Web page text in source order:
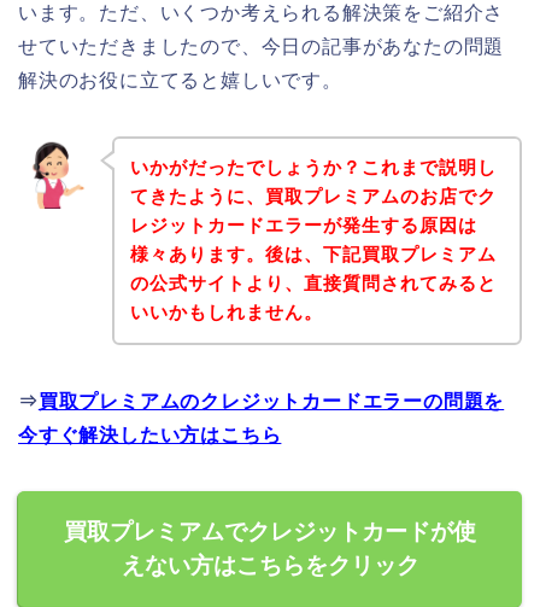
います。ただ、いくつか考えられる解決策をご紹介さ
せていただきましたので、今日の記事があなたの問題
解決のお役に立てると嬉しいです。
いかがだったでしょうか？これまで説明し
てきたように、買取プレミアムのお店でク
レジットカードエラーが発生する原因は
様々あります。後は、下記買取プレミアム
の公式サイトより、直接質問されてみると
いいかもしれません。
⇒買取プレミアムのクレジットカードエラーの問題を
今すぐ解決したい方はこちら
買取プレミアムでクレジットカードが使
えない方はこちらをクリック